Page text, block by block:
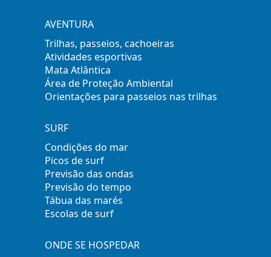
AVENTURA
Trilhas, passeios, cachoeiras
Atividades esportivas
Mata Atlântica
Área de Proteção Ambiental
Orientações para passeios nas trilhas
SURF
Condições do mar
Picos de surf
Previsão das ondas
Previsão do tempo
Tábua das marés
Escolas de surf
ONDE SE HOSPEDAR